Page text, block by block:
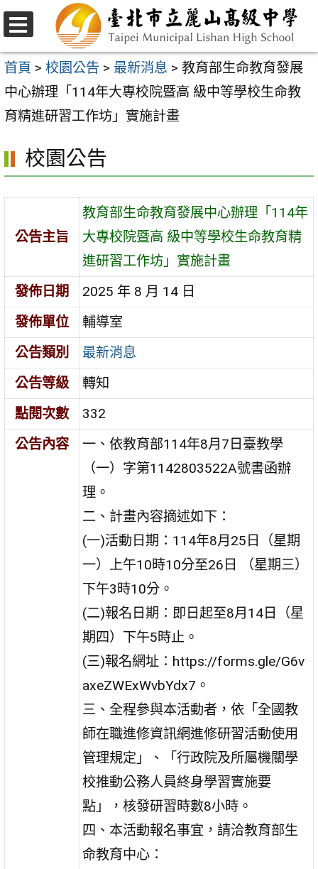
跳
至
主
要
內
區
選
單
首頁 > 校園公告 > 最新消息 > 教育部生命教育發展
中心辦理「114年大專校院暨高 級中等學校生命教
育精進研習工作坊」實施計畫
校園公告
公告主旨
教育部生命教育發展中心辦理「114年
大專校院暨高 級中等學校生命教育精
進研習工作坊」實施計畫
發佈日期
2025 年 8 月 14 日
發佈單位
輔導室
公告類別
最新消息
公告等級
轉知
點閱次數
332
公告內容
一、依教育部114年8月7日臺教學
（一）字第1142803522A號書函辦
理。
二、計畫內容摘述如下：
(一)活動日期：114年8月25日（星期
一）上午10時10分至26日 （星期三）
下午3時10分。
(二)報名日期：即日起至8月14日（星
期四）下午5時止。
(三)報名網址：https://forms.gle/G6v
axeZWExWvbYdx7。
三、全程參與本活動者，依「全國教
師在職進修資訊網進修研習活動使用
管理規定」、「行政院及所屬機關學
校推動公務人員終身學習實施要
點」，核發研習時數8小時。
四、本活動報名事宜，請洽教育部生
命教育中心：